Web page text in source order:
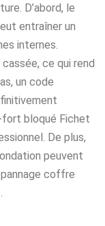
D’abord, le
entraîner un
internes.
ce qui rend
un code
fort bloqué Fichet
De plus,
peuvent
coffre